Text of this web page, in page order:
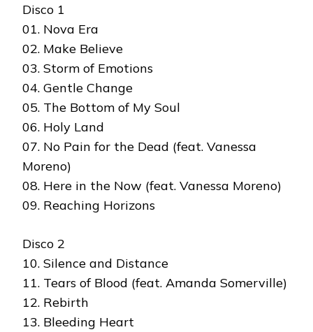
Disco 1
01. Nova Era
02. Make Believe
03. Storm of Emotions
04. Gentle Change
05. The Bottom of My Soul
06. Holy Land
07. No Pain for the Dead (feat. Vanessa
Moreno)
08. Here in the Now (feat. Vanessa Moreno)
09. Reaching Horizons
Disco 2
10. Silence and Distance
11. Tears of Blood (feat. Amanda Somerville)
12. Rebirth
13. Bleeding Heart